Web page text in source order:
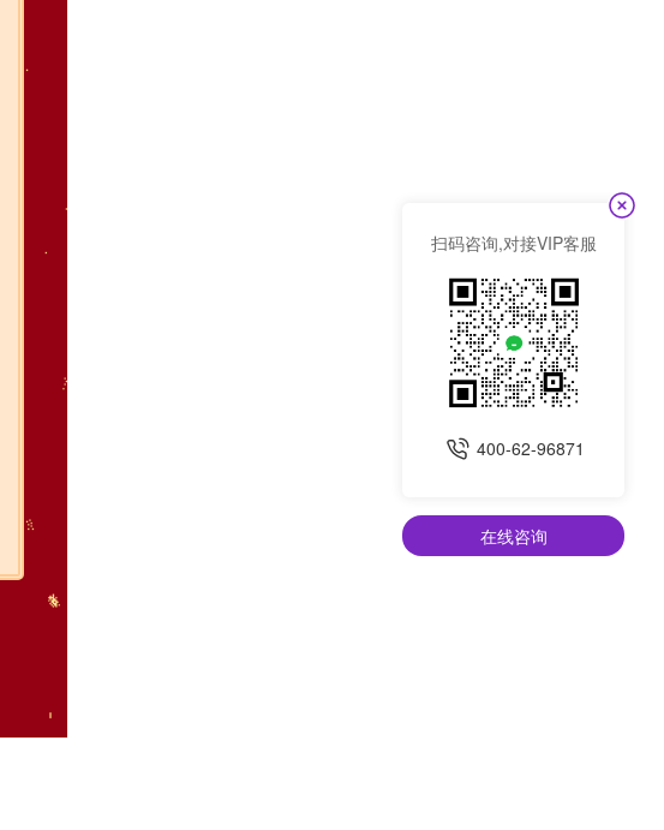
扫码咨询,对接VIP客服
400-62-96871
在线咨询